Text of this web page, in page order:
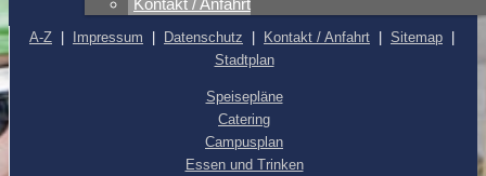
Kontakt / Anfahrt
A-Z Impressum Datenschutz Kontakt / Anfahrt Sitemap
Stadtplan
Speisepläne
Catering
Campusplan
Essen und Trinken